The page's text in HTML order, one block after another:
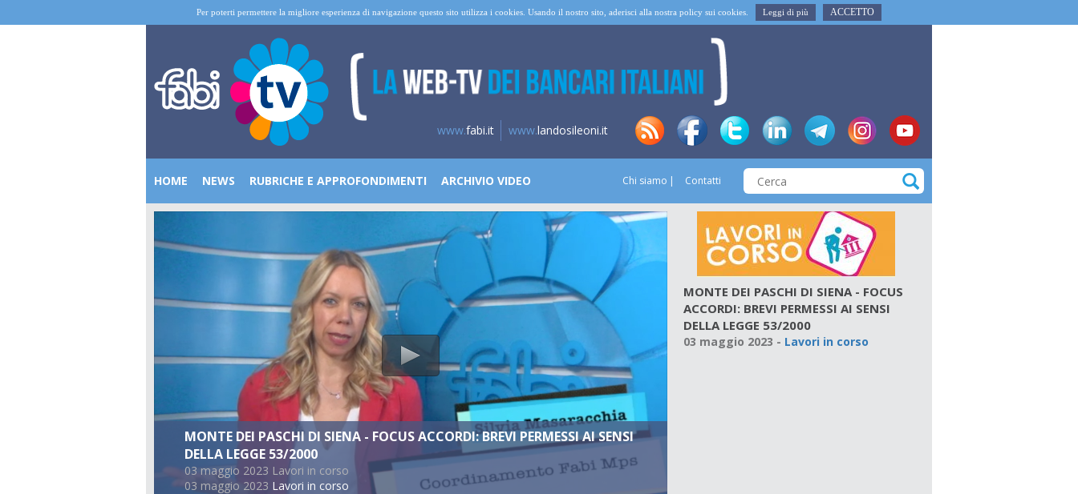
Per poterti permettere la migliore esperienza di navigazione questo sito utilizza i cookies. Usando il nostro sito, aderisci alla nostra policy sui cookies. Leggi di più ACCETTO
www.fabi.it www.landosileoni.it
HOME NEWS RUBRICHE E APPROFONDIMENTI ARCHIVIO VIDEO Chi siamo Contatti
MONTE DEI PASCHI DI SIENA - FOCUS ACCORDI: BREVI PERMESSI AI SENSI
DELLA LEGGE 53/2000
03 maggio 2023 Lavori in corso
03 maggio 2023 Lavori in corso
MONTE DEI PASCHI DI SIENA - FOCUS
ACCORDI: BREVI PERMESSI AI SENSI
DELLA LEGGE 53/2000
03 maggio 2023 - Lavori in corso